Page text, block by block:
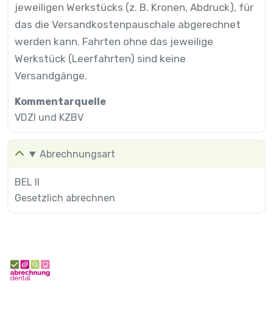
jeweiligen Werkstücks (z. B. Kronen, Abdruck), für
das die Versandkostenpauschale abgerechnet
werden kann. Fahrten ohne das jeweilige
Werkstück (Leerfahrten) sind keine
Versandgänge.
Kommentarquelle
VDZI und KZBV
Abrechnungsart
BEL II
Gesetzlich abrechnen